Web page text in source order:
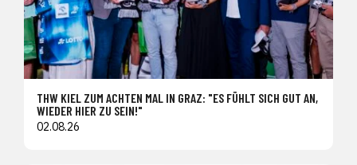
THW KIEL ZUM ACHTEN MAL IN GRAZ: "ES FÜHLT SICH GUT AN,
WIEDER HIER ZU SEIN!"
02.08.26